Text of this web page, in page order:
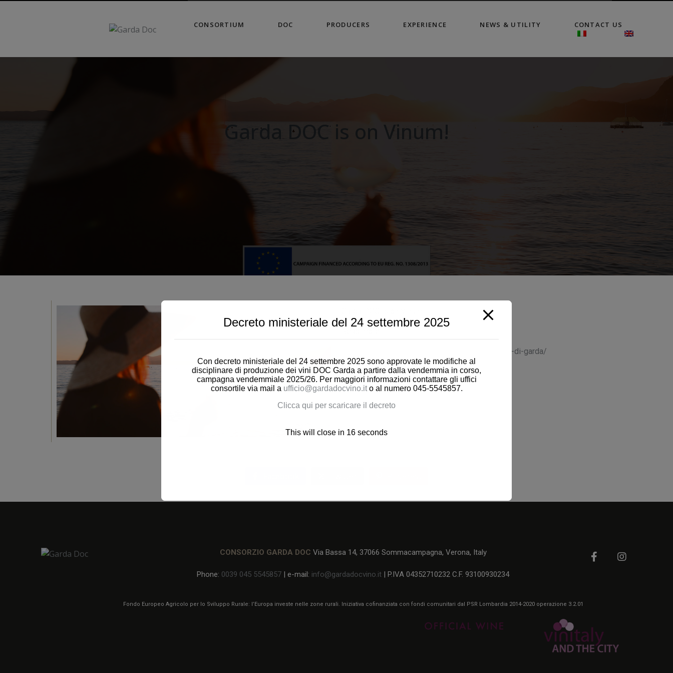
CONSORTIUM DOC PRODUCERS EXPERIENCE NEWS & UTILITY CONTACT US
Garda DOC is on Vinum!
https://www.vinum.eu/de/magazin/dossier/lago-di-garda/
CONSORZIO GARDA DOC Via Bassa 14, 37066 Sommacampagna, Verona, Italy
Phone: 0039 045 5545857 | e-mail: info@gardadocvino.it | P.IVA 04352710232 C.F. 93100930234
Fondo Europeo Agricolo per lo Sviluppo Rurale: l’Europa investe nelle zone rurali. Iniziativa cofinanziata con fondi comunitari dal PSR Lombardia 2014-2020 operazione 3.2.01
modal-check
Decreto ministeriale del 24 settembre 2025
Con decreto ministeriale del 24 settembre 2025 sono approvate le modifiche al
disciplinare di produzione dei vini DOC Garda a partire dalla vendemmia in corso,
campagna vendemmiale 2025/26. Per maggiori informazioni contattare gli uffici
consortile via mail a ufficio@gardadocvino.it o al numero 045-5545857.
Clicca qui per scaricare il decreto
This will close in 16 seconds